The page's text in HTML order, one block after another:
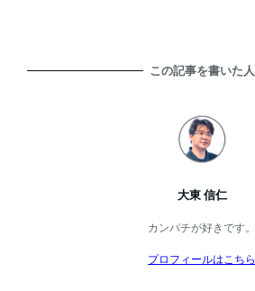
この記事を書いた人
大東 信仁
カンパチが好きです。
プロフィールはこちら